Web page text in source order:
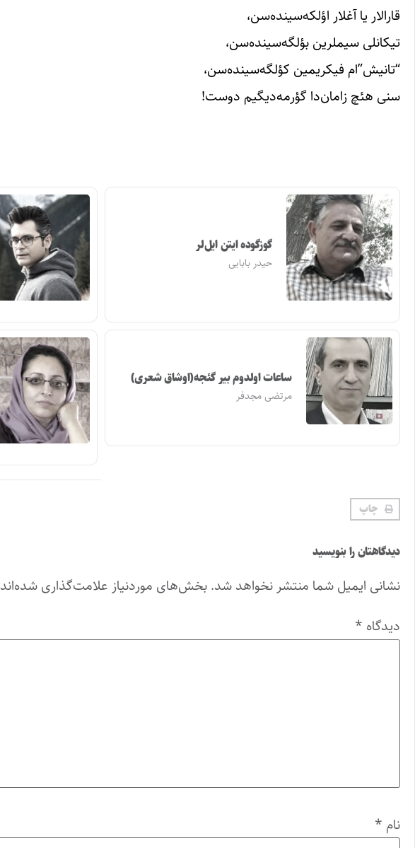
قارالار یا آغلار اؤلکه‌سینده‌سن،
تیکانلی سیملرین بؤلگه‌سینده‌سن،
“تانیش”ام فیکریمین کؤلگه‌سینده‌سن،
سنی هئچ زامان‌دا گؤرمه‌دیگیم دوست!
گوزگوده ایتن ایل‌لر
حیدر بابایی
ساعات اولدوم بیر گئجه(اوشاق شعری)
مرتضی مجدفر
چاپ
دیدگاهتان را بنویسید
نشانی ایمیل شما منتشر نخواهد شد. بخش‌های موردنیاز علامت‌گذاری شده‌اند
دیدگاه *
نام *